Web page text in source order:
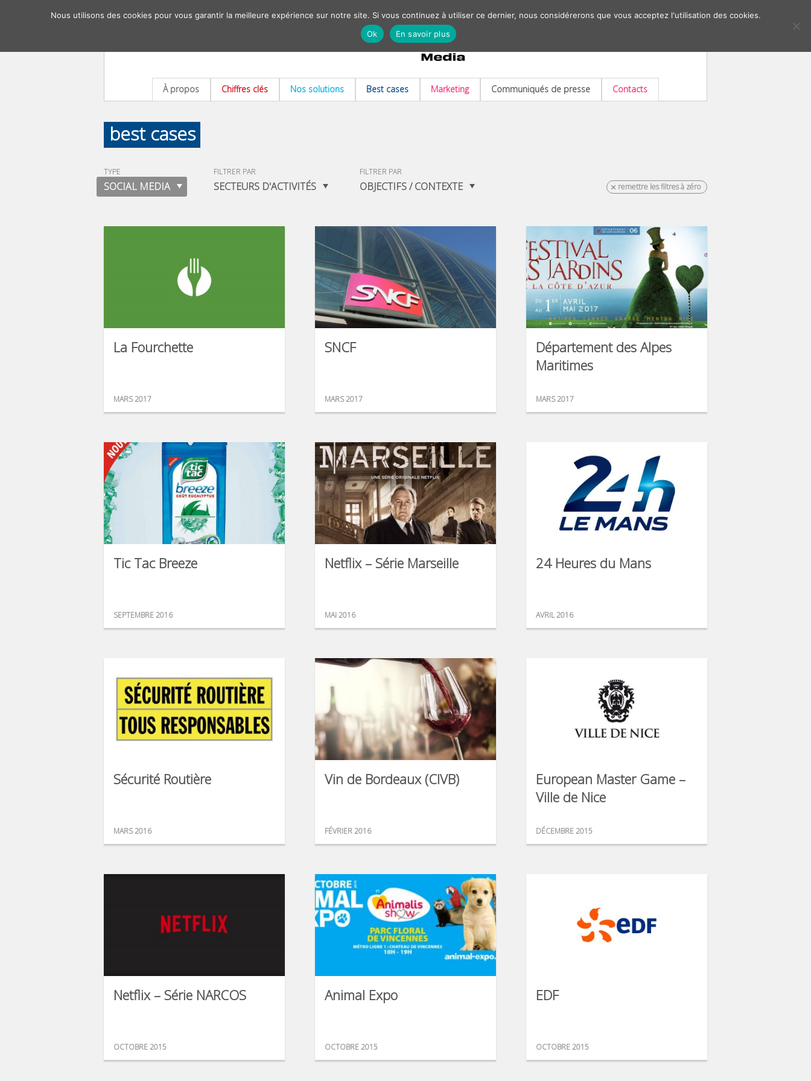
À propos Chiffres clés Nos solutions Best cases Marketing Communiqués de presse Contacts
best cases
TYPE
SOCIAL MEDIA
FILTRER PAR
SECTEURS D'ACTIVITÉS
FILTRER PAR
OBJECTIFS / CONTEXTE remettre les filtres à zéro
La Fourchette
MARS 2017
SNCF
MARS 2017
Département des Alpes
Maritimes
MARS 2017
Tic Tac Breeze
SEPTEMBRE 2016
Netflix – Série Marseille
MAI 2016
24 Heures du Mans
AVRIL 2016
Sécurité Routière
MARS 2016
Vin de Bordeaux (CIVB)
FÉVRIER 2016
European Master Game –
Ville de Nice
DÉCEMBRE 2015
Netflix – Série NARCOS
OCTOBRE 2015
Animal Expo
OCTOBRE 2015
EDF
OCTOBRE 2015
Nous utilisons des cookies pour vous garantir la meilleure expérience sur notre site. Si vous continuez à utiliser ce dernier, nous considérerons que vous acceptez l'utilisation des cookies.
Ok
En savoir plus